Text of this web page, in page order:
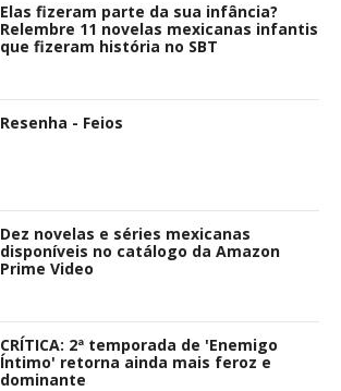
Elas fizeram parte da sua infância?
Relembre 11 novelas mexicanas infantis
que fizeram história no SBT
Resenha - Feios
Dez novelas e séries mexicanas
disponíveis no catálogo da Amazon
Prime Video
CRÍTICA: 2ª temporada de 'Enemigo
Íntimo' retorna ainda mais feroz e
dominante